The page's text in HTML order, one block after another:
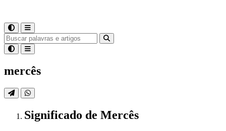
mercês
Significado de Mercês